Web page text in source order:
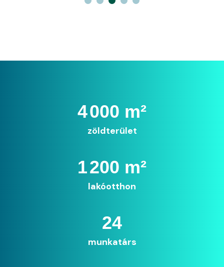
6000 m²
zöldterület
1200 m²
lakóotthon
38
munkatárs